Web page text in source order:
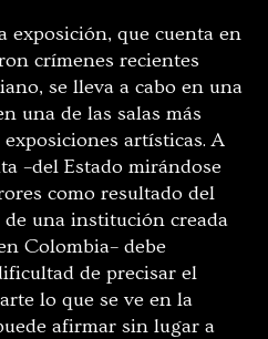
exposición, que cuenta en
crímenes recientes
se lleva a cabo en una
una de las salas más
artísticas. A
–del Estado mirándose
como resultado del
una institución creada
Colombia– debe
de precisar el
lo que se ve en la
afirmar sin lugar a